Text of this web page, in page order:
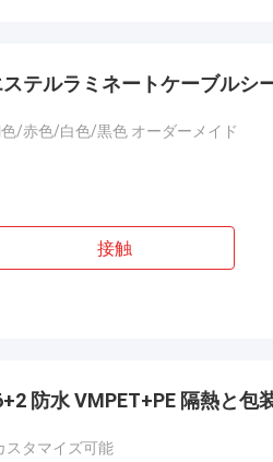
テルラミネートケーブルシ
/赤色/白色/黒色 オーダーメイド
接触
防水 VMPET+PE 隔熱と包
スタマイズ可能